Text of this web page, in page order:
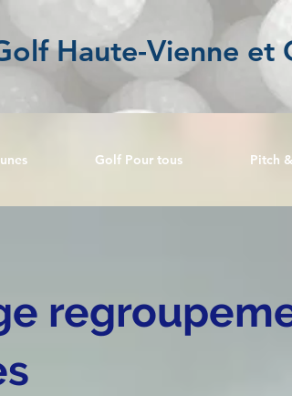
Haute-Vienne et
Golf Pour tous Pitch